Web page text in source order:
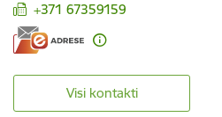
+371 67359159
Visi kontakti